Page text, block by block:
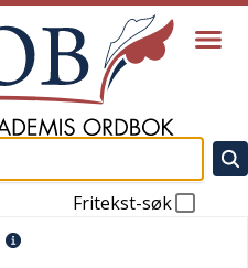
Fritekst-søk